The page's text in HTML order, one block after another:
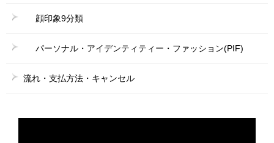
顔印象9分類
パーソナル・アイデンティティー・ファッション(PIF)
流れ・支払方法・キャンセル